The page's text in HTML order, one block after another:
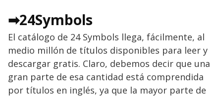
➡24Symbols
El catálogo de 24 Symbols llega, fácilmente, al
medio millón de títulos disponibles para leer y
descargar gratis. Claro, debemos decir que una
gran parte de esa cantidad está comprendida
por títulos en inglés, ya que la mayor parte de